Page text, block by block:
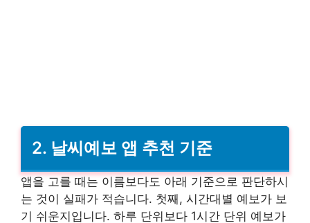
2. 날씨예보 앱 추천 기준
앱을 고를 때는 이름보다도 아래 기준으로 판단하시
는 것이 실패가 적습니다. 첫째, 시간대별 예보가 보
기 쉬운지입니다. 하루 단위보다 1시간 단위 예보가